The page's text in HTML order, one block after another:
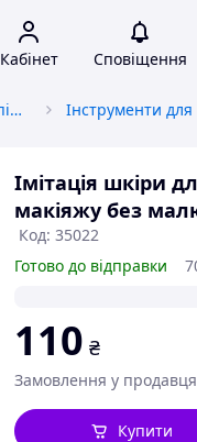
Кабінет Сповіщення
Все для татуювання, боді-арту, пірсингу
Імітація шкіри
макіяжу без
Код: 35022
Готово до відправки
110 ₴
Замовлення у
Купити